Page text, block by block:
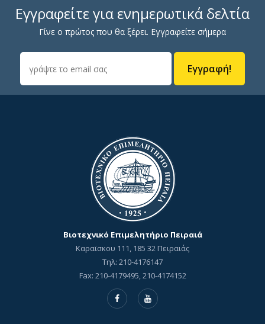
Εγγραφείτε για ενημερωτικά δελτία
Γίνε ο πρώτος που θα ξέρει. Εγγραφείτε σήμερα
Εγγραφή!
Βιοτεχνικό Επιμελητήριο Πειραιά
Καραϊσκου 111, 185 32 Πειραιάς
Τηλ: 210-4176147
Fax: 210-4179495, 210-4174152